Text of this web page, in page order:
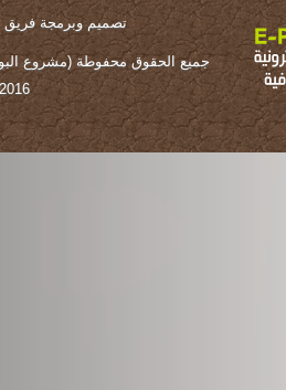
تصميم وبرمجة فريق
جميع الحقوق محفوطة (مشروع
2016